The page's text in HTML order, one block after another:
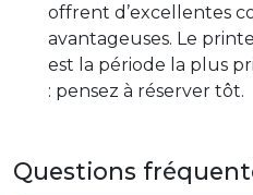
offrent d’excellentes
avantageuses. Le
est la période la plus
: pensez à réserver tôt.
Questions